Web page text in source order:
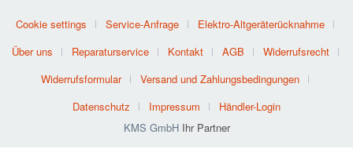
Cookie settings Service-Anfrage
Elektro-Altgeräterücknahme
Über uns
Reparaturservice Kontakt AGB
Widerrufsrecht
Widerrufsformular
Versand und Zahlungsbedingungen
Datenschutz
Impressum
Händler-Login
KMS GmbH Ihr Partner